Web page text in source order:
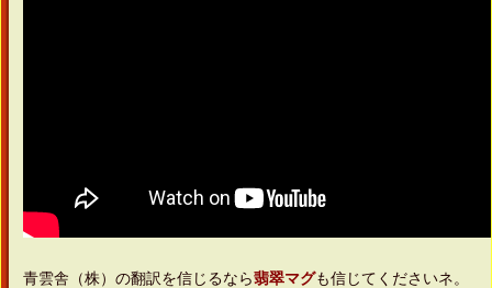
青雲舎（株）の翻訳を信じるなら翡翠マグも信じてくださいネ。